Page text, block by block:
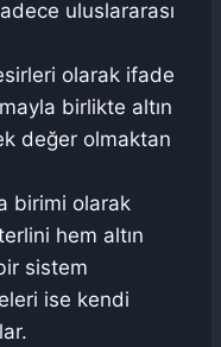
uluslararası
olarak ifade
birlikte altın
değer olmaktan
birimi olarak
hem altın
sistem
ise kendi